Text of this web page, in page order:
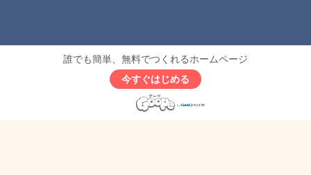
誰でも簡単、無料でつくれるホームページ
今すぐはじめる